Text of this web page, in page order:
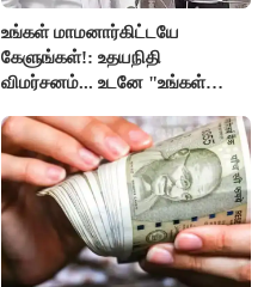
உங்கள் மாமனார்கிட்டயே
கேளுங்கள்!: உதயநிதி
விமர்சனம்... உடனே "உங்கள்
ஆதவ் அர்ஜுனா பதிலடி!